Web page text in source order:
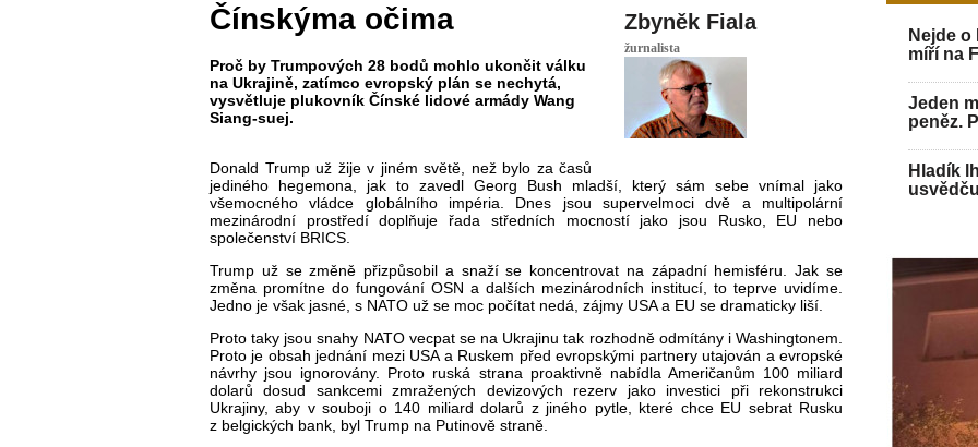
Zbyněk Fiala
žurnalista
Čínskýma očima
Proč by Trumpových 28 bodů mohlo ukončit válku
na Ukrajině, zatímco evropský plán se nechytá,
vysvětluje plukovník Čínské lidové armády Wang
Siang-suej.
Donald Trump už žije v jiném světě, než bylo za časů
jediného hegemona, jak to zavedl Georg Bush mladší, který sám sebe vnímal jako
všemocného vládce globálního impéria. Dnes jsou supervelmoci dvě a multipolární
mezinárodní prostředí doplňuje řada středních mocností jako jsou Rusko, EU nebo
společenství BRICS.
Trump už se změně přizpůsobil a snaží se koncentrovat na západní hemisféru. Jak se
změna promítne do fungování OSN a dalších mezinárodních institucí, to teprve uvidíme.
Jedno je však jasné, s NATO už se moc počítat nedá, zájmy USA a EU se dramaticky liší.
Proto taky jsou snahy NATO vecpat se na Ukrajinu tak rozhodně odmítány i Washingtonem.
Proto je obsah jednání mezi USA a Ruskem před evropskými partnery utajován a evropské
návrhy jsou ignorovány. Proto ruská strana proaktivně nabídla Američanům 100 miliard
dolarů dosud sankcemi zmražených devizových rezerv jako investici při rekonstrukci
Ukrajiny, aby v souboji o 140 miliard dolarů z jiného pytle, které chce EU sebrat Rusku
z belgických bank, byl Trump na Putinově straně.
Nejde o
míří na
Jeden
peněz.
Hladík